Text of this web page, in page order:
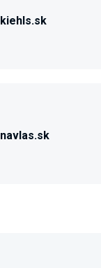
kiehls.sk
navlas.sk